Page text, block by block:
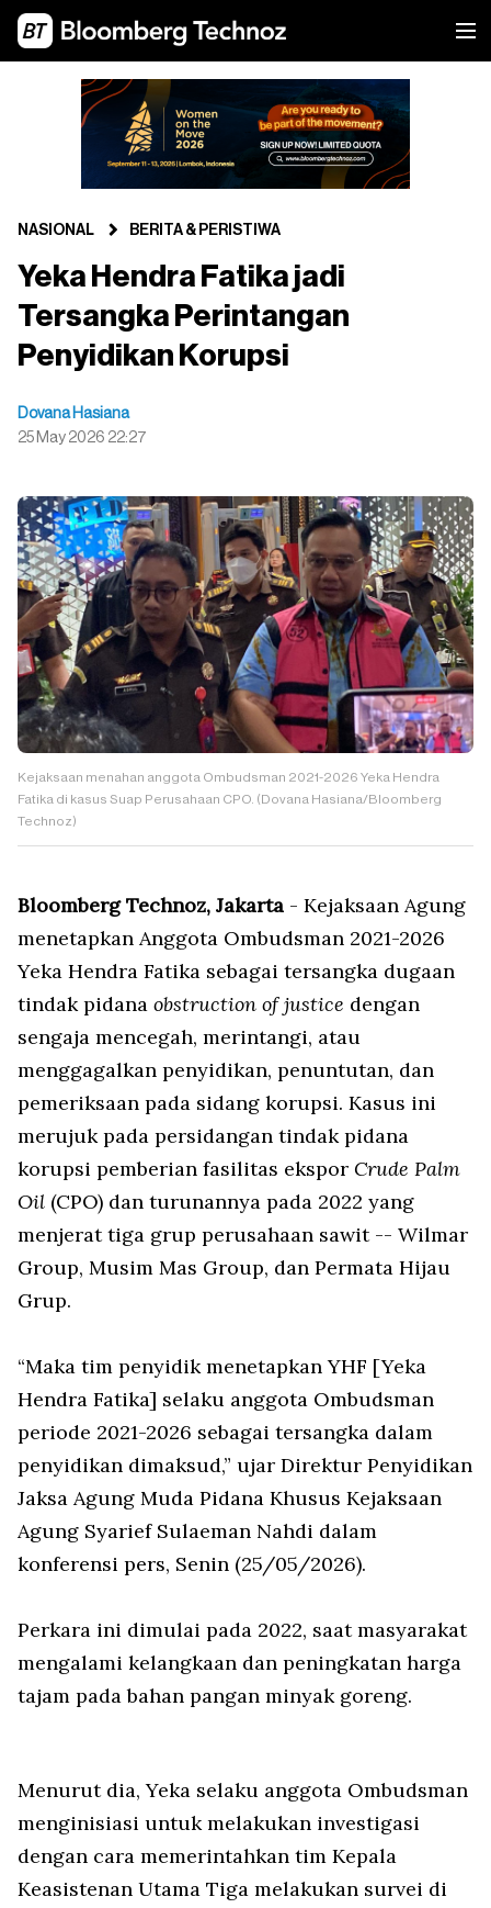
NASIONAL BERITA & PERISTIWA
Yeka Hendra Fatika jadi
Tersangka Perintangan
Penyidikan Korupsi
Dovana Hasiana
25 May 2026 22:27
Kejaksaan menahan anggota Ombudsman 2021-2026 Yeka Hendra
Fatika di kasus Suap Perusahaan CPO. (Dovana Hasiana/Bloomberg
Technoz)
Bloomberg Technoz, Jakarta - Kejaksaan Agung
menetapkan Anggota Ombudsman 2021-2026
Yeka Hendra Fatika sebagai tersangka dugaan
tindak pidana obstruction of justice dengan
sengaja mencegah, merintangi, atau
menggagalkan penyidikan, penuntutan, dan
pemeriksaan pada sidang korupsi. Kasus ini
merujuk pada persidangan tindak pidana
korupsi pemberian fasilitas ekspor Crude Palm
Oil (CPO) dan turunannya pada 2022 yang
menjerat tiga grup perusahaan sawit -- Wilmar
Group, Musim Mas Group, dan Permata Hijau
Grup.
“Maka tim penyidik menetapkan YHF [Yeka
Hendra Fatika] selaku anggota Ombudsman
periode 2021-2026 sebagai tersangka dalam
penyidikan dimaksud,” ujar Direktur Penyidikan
Jaksa Agung Muda Pidana Khusus Kejaksaan
Agung Syarief Sulaeman Nahdi dalam
konferensi pers, Senin (25/05/2026).
Perkara ini dimulai pada 2022, saat masyarakat
mengalami kelangkaan dan peningkatan harga
tajam pada bahan pangan minyak goreng.
Menurut dia, Yeka selaku anggota Ombudsman
menginisiasi untuk melakukan investigasi
dengan cara memerintahkan tim Kepala
Keasistenan Utama Tiga melakukan survei di